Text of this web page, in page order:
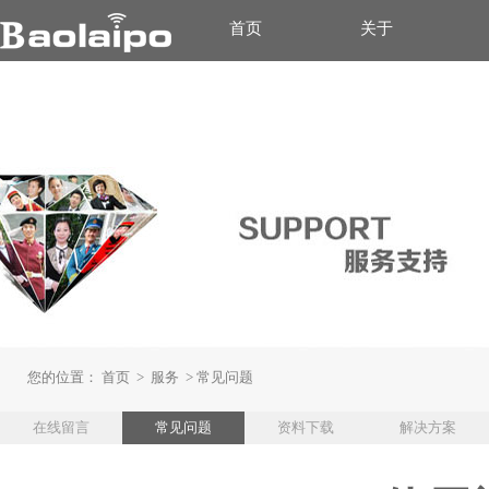
首页 关于
您的位置： 首页 > 服务 > 常见问题
在线留言 常见问题 资料下载 解决方案